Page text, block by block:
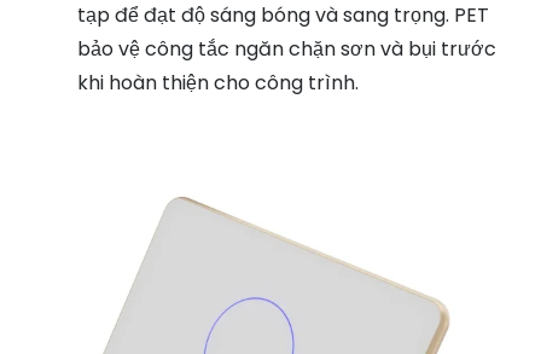
tạp để đạt độ sáng bóng và sang trọng. PET
bảo vệ công tắc ngăn chặn sơn và bụi trước
khi hoàn thiện cho công trình.